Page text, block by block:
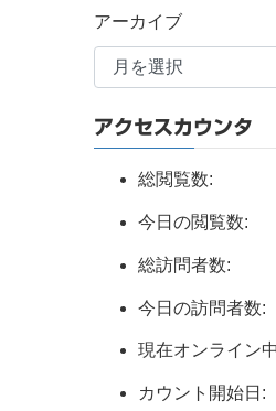
アーカイブ
アクセスカウンタ
総閲覧数:
今日の閲覧数:
総訪問者数:
今日の訪問者数:
現在オンライン
カウント開始日: